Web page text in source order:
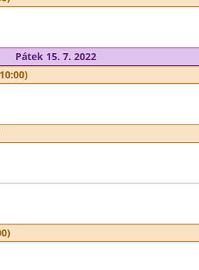
Pátek 15. 7. 2022